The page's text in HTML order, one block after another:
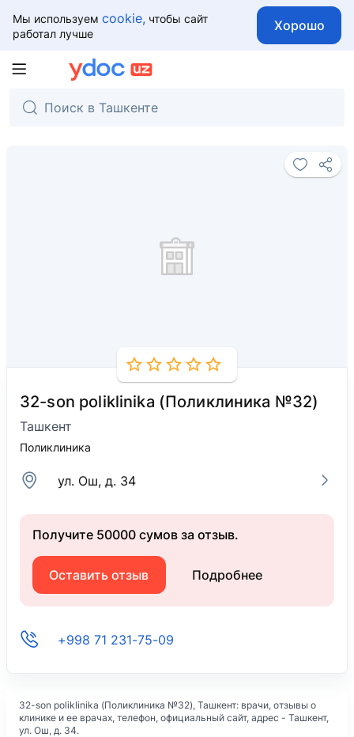
Мы используем cookie, чтобы сайт
работал лучше
Хорошо
32-son poliklinika (Поликлиника №32)
Ташкент
Поликлиника
ул. Ош, д. 34
Получите 50000 сумов за отзыв.
Оставить отзыв Подробнее
+998 71 231-75-09
32-son poliklinika (Поликлиника №32), Ташкент: врачи, отзывы о
клинике и ее врачах, телефон, официальный сайт, адрес - Ташкент,
ул. Ош, д. 34.